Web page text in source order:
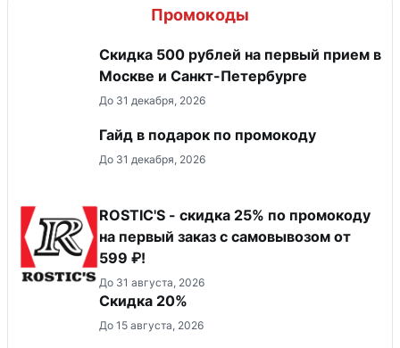
Промокоды
Скидка 500 рублей на первый прием в
Москве и Санкт-Петербурге
До 31 декабря, 2026
Гайд в подарок по промокоду
До 31 декабря, 2026
ROSTIC'S - скидка 25% по промокоду
на первый заказ с самовывозом от
599 ₽!
До 31 августа, 2026
Скидка 20%
До 15 августа, 2026